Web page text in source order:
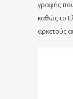
γραφής
καθώς το
αρκετούς